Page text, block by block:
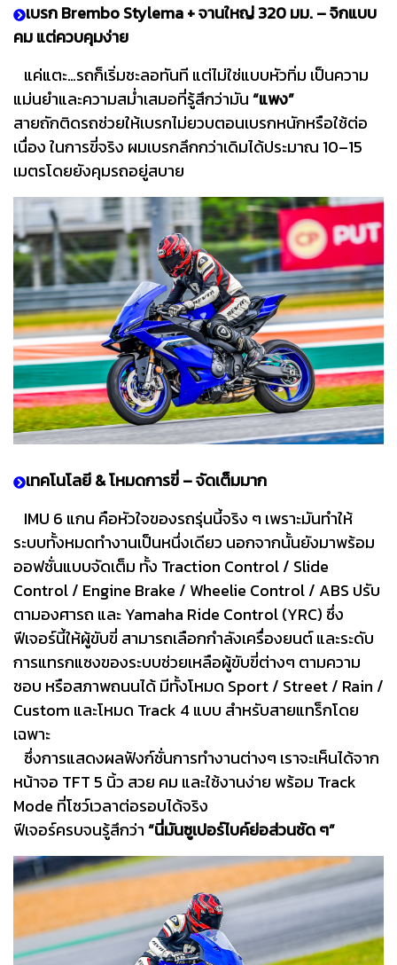
เบรก Brembo Stylema + จานใหญ่ 320 มม. – จิกแบบ
คม แต่ควบคุมง่าย
แค่แตะ…รถก็เริ่มชะลอทันที แต่ไม่ใช่แบบหัวทิ่ม เป็นความ
แม่นยำและความสม่ำเสมอที่รู้สึกว่ามัน“แพง”
สายถักติดรถช่วยให้เบรกไม่ยวบตอนเบรกหนักหรือใช้ต่อ
เนื่อง ในการขี่จริง ผมเบรกลึกกว่าเดิมได้ประมาณ 10–15
เมตรโดยยังคุมรถอยู่สบาย
เทคโนโลยี & โหมดการขี่ – จัดเต็มมาก
IMU 6 แกน คือหัวใจของรถรุ่นนี้จริง ๆ เพราะมันทำให้
ระบบทั้งหมดทำงานเป็นหนึ่งเดียว นอกจากนั้นยังมาพร้อม
ออฟชั่นแบบจัดเต็ม ทั้ง Traction Control / Slide
Control / Engine Brake / Wheelie Control / ABS ปรับ
ตามองศารถ และ Yamaha Ride Control (YRC) ซึ่ง
ฟีเจอร์นี้ให้ผู้ขับขี่ สามารถเลือกกำลังเครื่องยนต์ และระดับ
การแทรกแซงของระบบช่วยเหลือผู้ขับขี่ต่างๆ ตามความ
ชอบ หรือสภาพถนนได้ มีทั้งโหมด Sport / Street / Rain /
Custom และโหมด Track 4 แบบ สำหรับสายแทร็กโดย
เฉพาะ
ซึ่งการแสดงผลฟังก์ชั่นการทำงานต่างๆ เราจะเห็นได้จาก
หน้าจอ TFT 5 นิ้ว สวย คม และใช้งานง่าย พร้อม Track
Mode ที่โชว์เวลาต่อรอบได้จริง
ฟีเจอร์ครบจนรู้สึกว่า“นี่มันซูเปอร์ไบค์ย่อส่วนชัด ๆ”